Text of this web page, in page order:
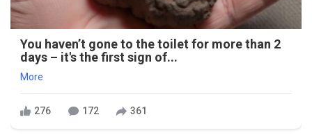
You haven’t gone to the toilet for more than 2
days – it's the first sign of...
More
276 172 361